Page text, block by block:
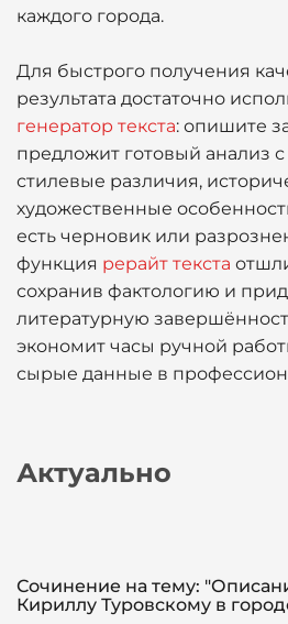
каждого города.
Для быстрого получения
результата достаточно
генератор текста: опишите
предложит готовый анализ
стилевые различия,
художественные
есть черновик или
функция рерайт текста
сохранив фактологию и
литературную
экономит часы ручной
сырые данные в
Актуально
Сочинение на тему:
Кириллу Туровскому в